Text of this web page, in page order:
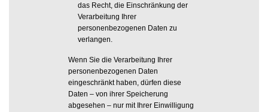
das Recht, die Einschränkung der
Verarbeitung Ihrer
personenbezogenen Daten zu
verlangen.
Wenn Sie die Verarbeitung Ihrer
personenbezogenen Daten
eingeschränkt haben, dürfen diese
Daten – von ihrer Speicherung
abgesehen – nur mit Ihrer Einwilligung